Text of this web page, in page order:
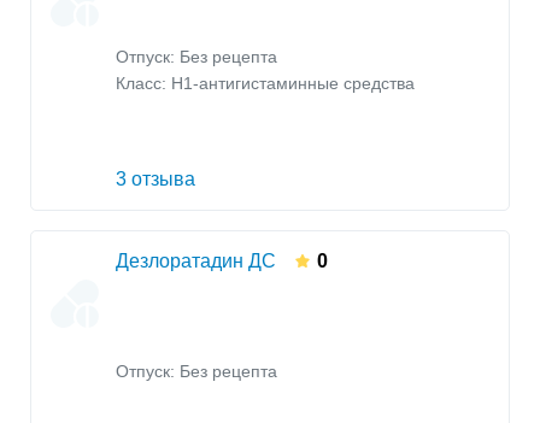
Отпуск: Без рецепта
Класс: H1-антигистаминные средства
3 отзыва
Дезлоратадин ДС 0
Отпуск: Без рецепта